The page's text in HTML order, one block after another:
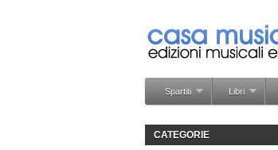
Spartiti Libri
CATEGORIE